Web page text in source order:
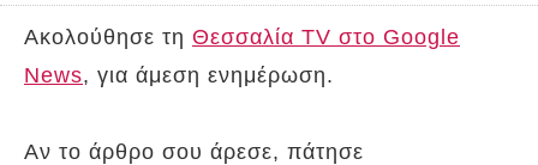
Ακολούθησε τη Θεσσαλία TV στο Google
News, για άμεση ενημέρωση.
Αν το άρθρο σου άρεσε, πάτησε